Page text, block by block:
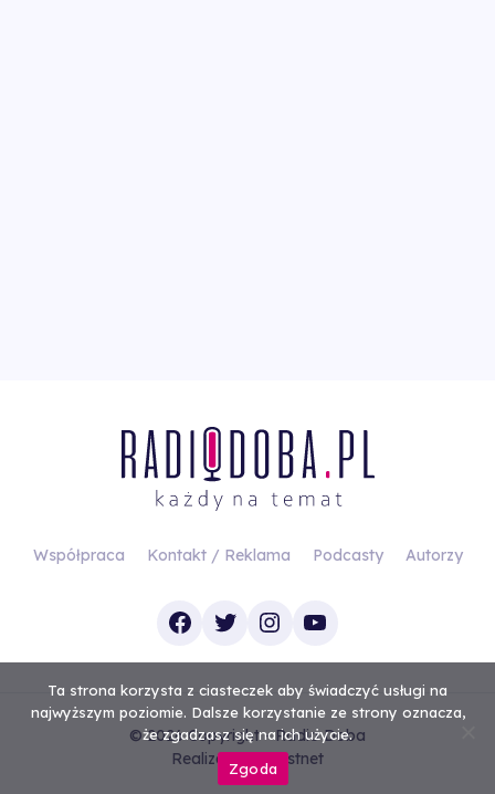
Współpraca Kontakt / Reklama Podcasty Autorzy
Facebook
TwitterInstagram
YouTube
© 2026 Copyright - Radio Doba
RealizacjaInvestnet
Ta strona korzysta z ciasteczek aby świadczyć usługi na
najwyższym poziomie. Dalsze korzystanie ze strony oznacza,
że zgadzasz się na ich użycie.
Zgoda